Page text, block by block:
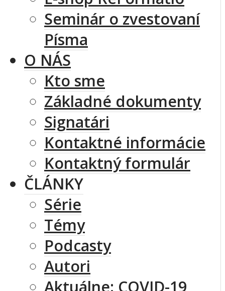
Seminár o zvestovaní
Písma
O NÁS
Kto sme
Základné dokumenty
Signatári
Kontaktné informácie
Kontaktný formulár
ČLÁNKY
Série
Témy
Podcasty
Autori